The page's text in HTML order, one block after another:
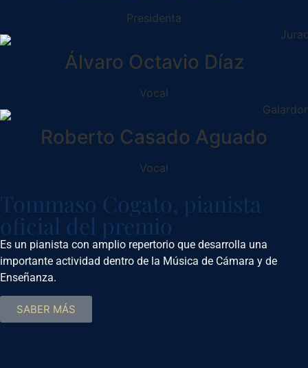
Presidenta
Álvaro Octavio Díaz
Vocal
Roberto Casado Aguado
Vocal
Tommaso Cogato, pianista
oficial del premio
Es un pianista con amplio repertorio que desarrolla una
importante actividad dentro de la Música de Cámara y de
Enseñanza.
SABER MÁS